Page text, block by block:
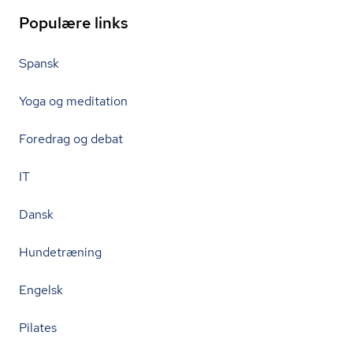
Populære links
Spansk
Yoga og meditation
Foredrag og debat
IT
Dansk
Hundetræning
Engelsk
Pilates